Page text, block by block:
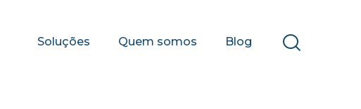
Soluções Quem somos Blog